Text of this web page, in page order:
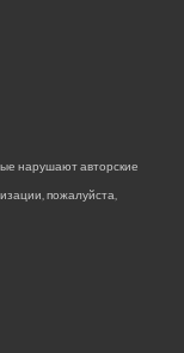
нарушают авторские
пожалуйста,